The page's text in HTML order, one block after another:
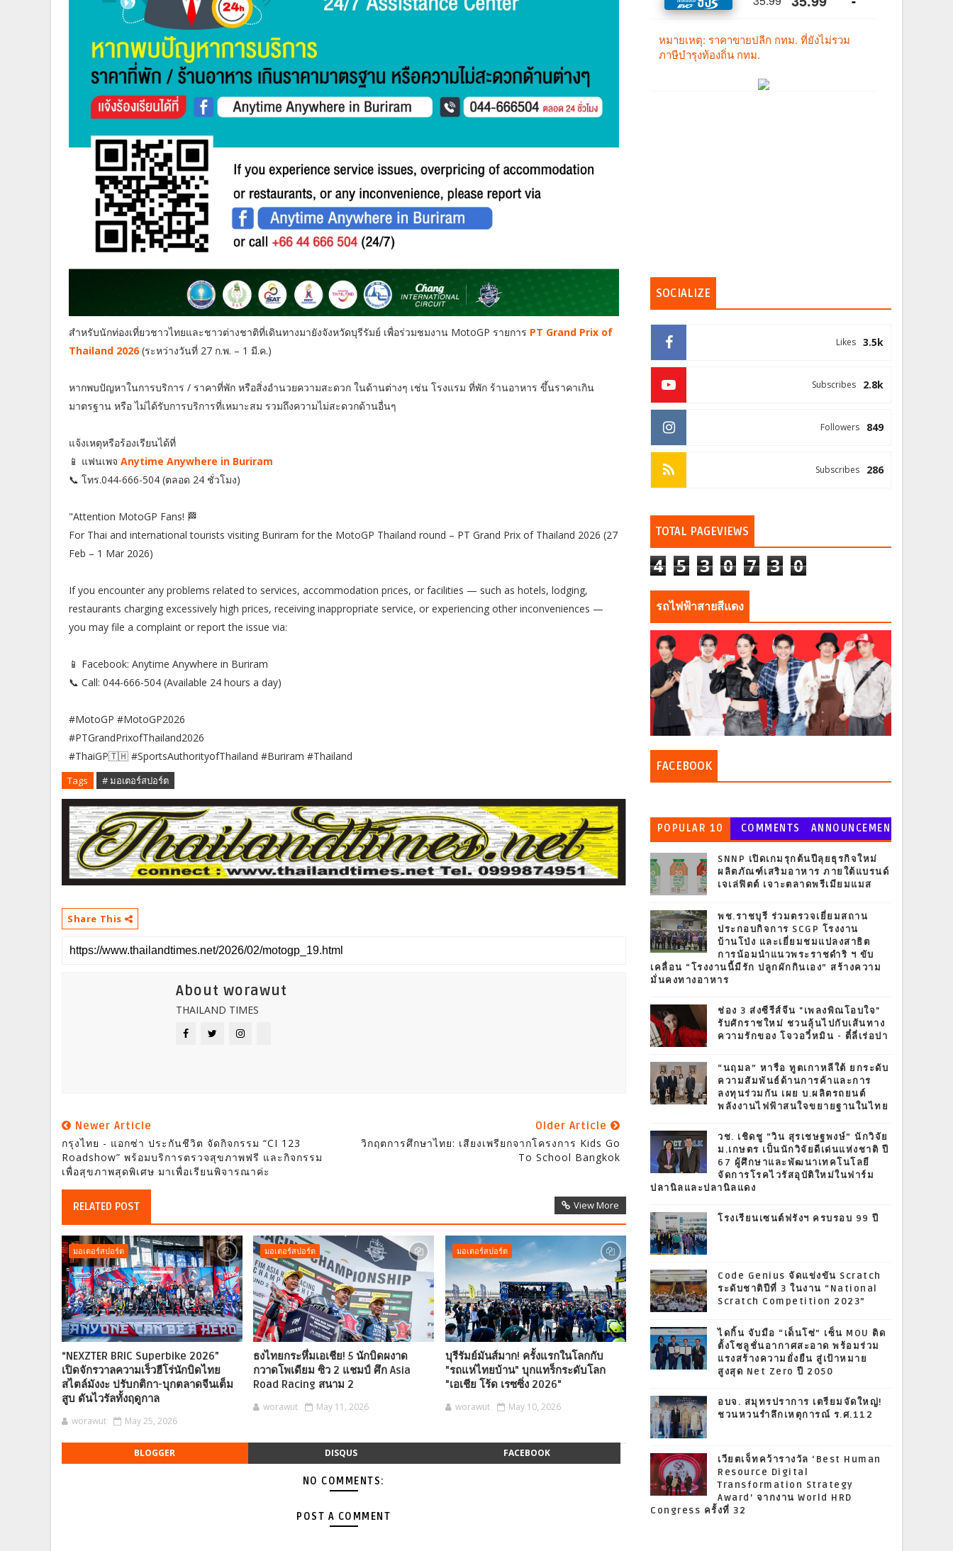
สำหรับนักท่องเที่ยวชาวไทยและชาวต่างชาติที่เดินทางมายังจังหวัดบุรีรัมย์ เพื่อร่วมชมงาน MotoGP รายการ PT Grand Prix of
Thailand 2026(ระหว่างวันที่ 27 ก.พ. – 1 มี.ค.)
หากพบปัญหาในการบริการ / ราคาที่พัก หรือสิ่งอำนวยความสะดวก ในด้านต่างๆ เช่น โรงแรม ที่พัก ร้านอาหาร ขึ้นราคาเกิน
มาตรฐาน หรือ ไม่ได้รับการบริการที่เหมาะสม รวมถึงความไม่สะดวกด้านอื่นๆ
แจ้งเหตุหรือร้องเรียนได้ที่
📱 แฟนเพจ Anytime Anywhere in Buriram
📞 โทร.044-666-504 (ตลอด 24 ชั่วโมง)
"Attention MotoGP Fans! 🏁
For Thai and international tourists visiting Buriram for the MotoGP Thailand round – PT Grand Prix of Thailand 2026 (27
Feb – 1 Mar 2026)
If you encounter any problems related to services, accommodation prices, or facilities — such as hotels, lodging,
restaurants charging excessively high prices, receiving inappropriate service, or experiencing other inconveniences —
you may file a complaint or report the issue via:
📱 Facebook: Anytime Anywhere in Buriram
📞 Call: 044-666-504 (Available 24 hours a day)
#MotoGP #MotoGP2026
#PTGrandPrixofThailand2026
#ThaiGP🇹🇭 #SportsAuthorityofThailand #Buriram #Thailand
Tags # มอเตอร์สปอร์ต
Share This
About worawut
THAILAND TIMES
Newer Article
กรุงไทย - แอกซ่า ประกันชีวิต จัดกิจกรรม “CI 123
Roadshow” พร้อมบริการตรวจสุขภาพฟรี และกิจกรรม
เพื่อสุขภาพสุดพิเศษ มาเพื่อเรียนพิจารณาค่ะ
Older Article
วิกฤตการศึกษาไทย: เสียงเพรียกจากโครงการ Kids Go
To School Bangkok
RELATED POST View More
มอเตอร์สปอร์ต
“NEXZTER BRIC Superbike 2026”
เปิดจักรวาลความเร็วฮีโร่นักบิดไทย
สไตล์มังงะ ปรับกติกา-บุกตลาดจีนเต็ม
สูบ ดันไวรัลทั้งฤดูกาล
worawut May 25, 2026
มอเตอร์สปอร์ต
ธงไทยกระหึ่มเอเชีย! 5 นักบิดผงาด
กวาดโพเดียม ซิว 2 แชมป์ ศึก Asia
Road Racing สนาม 2
worawut May 11, 2026
มอเตอร์สปอร์ต
บุรีรัมย์มันส์มาก! ครั้งแรกในโลกกับ
"รถแห่ไทยบ้าน" บุกแทร็กระดับโลก
"เอเชีย โร้ด เรซซิ่ง 2026"
worawut May 10, 2026
BLOGGER DISQUS FACEBOOK
NO COMMENTS:
POST A COMMENT
SOCIALIZE
3.5k
Likes
2.8k
Subscribes
849
Followers
286
Subscribes
TOTAL PAGEVIEWS
4 5 3 0 7 3 0
รถไฟฟ้าสายสีแดง
FACEBOOK
POPULAR 10 COMMENTS
ANNOUNCEMEN
T
SNNP เปิดเกมรุกต้นปีลุยธุรกิจใหม่
ผลิตภัณฑ์เสริมอาหาร ภายใต้แบรนด์
เจเล่ฟิตต์ เจาะตลาดพรีเมียมแมส
พช.ราชบุรี ร่วมตรวจเยี่ยมสถาน
ประกอบกิจการ SCGP โรงงาน
บ้านโป่ง และเยี่ยมชมแปลงสาธิต
การน้อมนำแนวพระราชดำริ ฯ ขับ
เคลื่อน “โรงงานนี้มีรัก ปลูกผักกินเอง” สร้างความ
มั่นคงทางอาหาร
ช่อง 3 ส่งซีรีส์จีน "เพลงพิณโอบใจ"
รับศักราชใหม่ ชวนลุ้นไปกับเส้นทาง
ความรักของ โจวอวี๋หมิน - ตี๋ลี่เร่อปา
“นฤมล” หารือ ทูตเกาหลีใต้ ยกระดับ
ความสัมพันธ์ด้านการค้าและการ
ลงทุนร่วมกัน เผย บ.ผลิตรถยนต์
พลังงานไฟฟ้าสนใจขยายฐานในไทย
วช. เชิดชู “วิน สุรเชษฐพงษ์” นักวิจัย
ม.เกษตร เป็นนักวิจัยดีเด่นแห่งชาติ ปี
67 ผู้ศึกษาและพัฒนาเทคโนโลยี
จัดการโรคไวรัสอุบัติใหม่ในฟาร์ม
ปลานิลและปลานิลแดง
โรงเรียนเซนต์ฟรังฯ ครบรอบ 99 ปี
Code Genius จัดแข่งขัน Scratch
ระดับชาติปีที่ 3 ในงาน “National
Scratch Competition 2023”
ไดกิ้น จับมือ “เด็นโซ่” เซ็น MOU ติด
ตั้งโซลูชั่นอากาศสะอาด พร้อมร่วม
แรงสร้างความยั่งยืน สู่เป้าหมาย
สูงสุด Net Zero ปี 2050
อบจ. สมุทรปราการ เตรียมจัดใหญ่!
ชวนหวนรำลึกเหตุการณ์ ร.ศ.112
เวียตเจ็ทคว้ารางวัล ‘Best Human
Resource Digital
Transformation Strategy
Award’ จากงาน World HRD
Congress ครั้งที่ 32